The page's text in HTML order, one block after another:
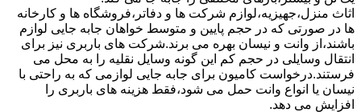
اثاث منزل،جهیزیه،لوازم شرکت ها و دفاتر،فروشگاه ها و کارخانه
ها در صورتی که در حجم پایین و متوسط خواهان جابه جایی لوازم
باشند،از وانت و نیسان بهره می برند.شرکت های باربری نیز برای
انتقال وسایلی در حجم کم این گونه وسایل نقلیه را به محل می
فرستند.درخواست کامیون برای جابه جایی لوازمی که به راحتی با
نیسان یا انواع وانت حمل می شود،فقط هزینه های باربری را
افزایش می دهد.